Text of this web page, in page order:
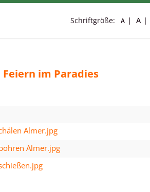
Schriftgröße: A A
im Paradies
Almer.jpg
Almer.jpg